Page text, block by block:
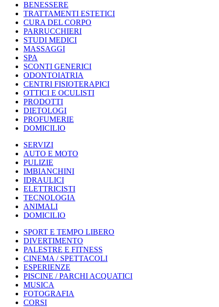
BENESSERE
TRATTAMENTI ESTETICI
CURA DEL CORPO
PARRUCCHIERI
STUDI MEDICI
MASSAGGI
SPA
SCONTI GENERICI
ODONTOIATRIA
CENTRI FISIOTERAPICI
OTTICI E OCULISTI
PRODOTTI
DIETOLOGI
PROFUMERIE
DOMICILIO
SERVIZI
AUTO E MOTO
PULIZIE
IMBIANCHINI
IDRAULICI
ELETTRICISTI
TECNOLOGIA
ANIMALI
DOMICILIO
SPORT E TEMPO LIBERO
DIVERTIMENTO
PALESTRE E FITNESS
CINEMA / SPETTACOLI
ESPERIENZE
PISCINE / PARCHI ACQUATICI
MUSICA
FOTOGRAFIA
CORSI